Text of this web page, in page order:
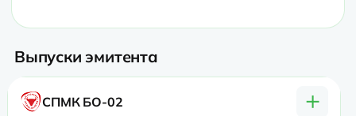
Выпуски эмитента
СПМК БО-02 +